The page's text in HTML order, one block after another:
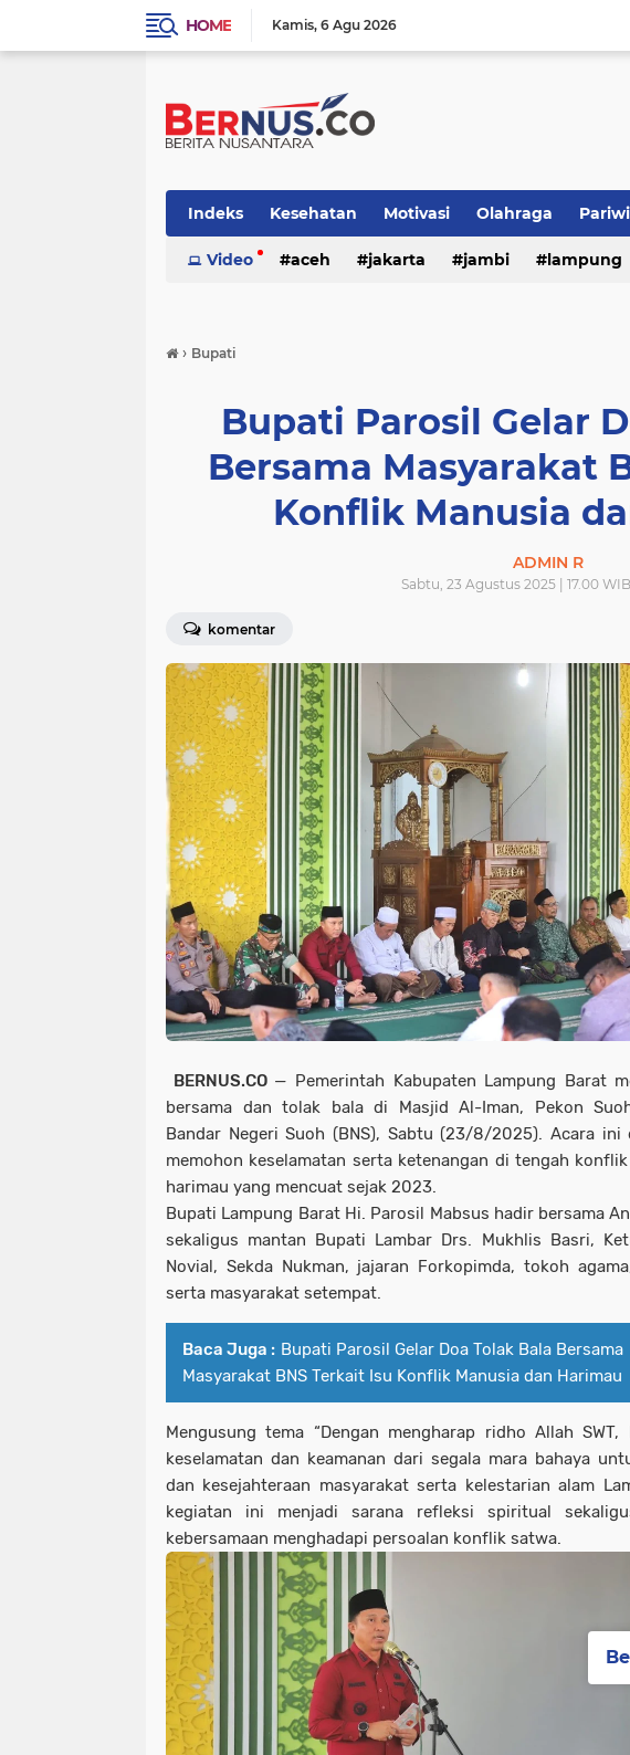
HOME Kamis 6 Agu 2026
Indeks Kesehatan Motivasi Olahraga
nasional otomotif pemerintahan politik
Video aceh jakarta jambi lampung
› Bupati
Bupati Parosil Gelar
Bersama Masyarakat
Konflik Manusia
ADMIN R
Sabtu, 23 Agustus 2025 | 17.00 WIB
komentar
BERNUS.CO — Pemerintah Kabupaten Lampung Barat
bersama dan tolak bala di Masjid Al-Iman, Pekon
Bandar Negeri Suoh (BNS), Sabtu (23/8/2025). Acara
memohon keselamatan serta ketenangan di tengah
harimau yang mencuat sejak 2023.
Bupati Lampung Barat Hi. Parosil Mabsus hadir bersama
sekaligus mantan Bupati Lambar Drs. Mukhlis Basri,
Novial, Sekda Nukman, jajaran Forkopimda, tokoh
serta masyarakat setempat.
Baca Juga : Bupati Parosil Gelar Doa Tolak Bala Bersama
Masyarakat BNS Terkait Isu Konflik Manusia dan Harimau
Mengusung tema “Dengan mengharap ridho Allah
keselamatan dan keamanan dari segala mara bahaya
dan kesejahteraan masyarakat serta kelestarian alam
kegiatan ini menjadi sarana refleksi spiritual
kebersamaan menghadapi persoalan konflik satwa.